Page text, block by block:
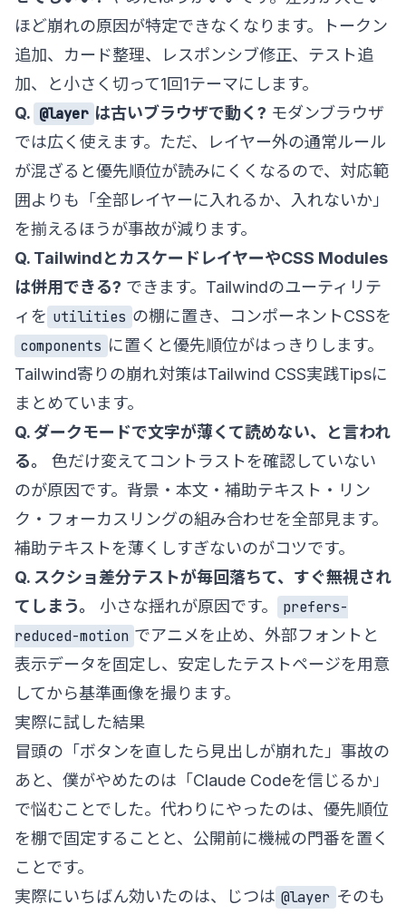
ほど崩れの原因が特定できなくなります。トークン
追加、カード整理、レスポンシブ修正、テスト追
加、と小さく切って1回1テーマにします。
Q. @layer は古いブラウザで動く? モダンブラウザ
では広く使えます。ただ、レイヤー外の通常ルール
が混ざると優先順位が読みにくくなるので、対応範
囲よりも「全部レイヤーに入れるか、入れないか」
を揃えるほうが事故が減ります。
Q. TailwindとカスケードレイヤーやCSS Modules
は併用できる? できます。Tailwindのユーティリテ
ィを utilities の棚に置き、コンポーネントCSSを
components に置くと優先順位がはっきりします。
Tailwind寄りの崩れ対策はTailwind CSS実践Tipsに
まとめています。
Q. ダークモードで文字が薄くて読めない、と言われ
る。
色だけ変えてコントラストを確認していない
のが原因です。背景・本文・補助テキスト・リン
ク・フォーカスリングの組み合わせを全部見ます。
補助テキストを薄くしすぎないのがコツです。
Q. スクショ差分テストが毎回落ちて、すぐ無視され
てしまう。
小さな揺れが原因です。
prefers-
reduced-motion でアニメを止め、外部フォントと
表示データを固定し、安定したテストページを用意
してから基準画像を撮ります。
実際に試した結果
冒頭の「ボタンを直したら見出しが崩れた」事故の
あと、僕がやめたのは「Claude Codeを信じるか」
で悩むことでした。代わりにやったのは、優先順位
を棚で固定することと、公開前に機械の門番を置く
ことです。
実際にいちばん効いたのは、じつは @layer そのも